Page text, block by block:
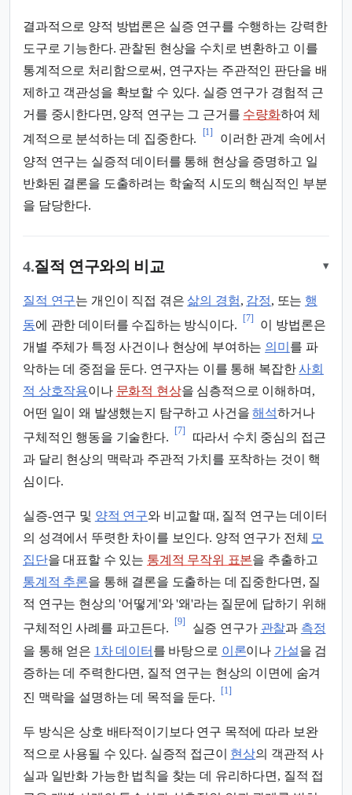
결과적으로 양적 방법론은 실증 연구를 수행하는 강력한
도구로 기능한다. 관찰된 현상을 수치로 변환하고 이를
통계적으로 처리함으로써, 연구자는 주관적인 판단을 배
제하고 객관성을 확보할 수 있다. 실증 연구가 경험적 근
거를 중시한다면, 양적 연구는 그 근거를 수량화하여 체
계적으로 분석하는 데 집중한다.
[1]
이러한 관계 속에서
양적 연구는 실증적 데이터를 통해 현상을 증명하고 일
반화된 결론을 도출하려는 학술적 시도의 핵심적인 부분
을 담당한다.
4.질적 연구와의 비교 ▾
질적 연구는 개인이 직접 겪은삶의 경험, 감정, 또는 행
동에 관한 데이터를 수집하는 방식이다.
[7]
이 방법론은
개별 주체가 특정 사건이나 현상에 부여하는 의미 를 파
악하는 데 중점을 둔다. 연구자는 이를 통해 복잡한사회
적 상호작용이나 문화적 현상을 심층적으로 이해하며,
어떤 일이 왜 발생했는지 탐구하고 사건을해석하거나
구체적인 행동을 기술한다.
[7]
따라서 수치 중심의 접근
과 달리 현상의 맥락과 주관적 가치를 포착하는 것이 핵
심이다.
실증-연구 및 양적 연구와 비교할 때, 질적 연구는 데이터
의 성격에서 뚜렷한 차이를 보인다. 양적 연구가 전체
모
집단을 대표할 수 있는 통계적 무작위 표본을 추출하고
통계적 추론을 통해 결론을 도출하는 데 집중한다면, 질
적 연구는 현상의 '어떻게'와 '왜'라는 질문에 답하기 위해
구체적인 사례를 파고든다.
[9]
실증 연구가 관찰과 측정
을 통해 얻은 1차 데이터 를 바탕으로 이론이나 가설을 검
증하는 데 주력한다면, 질적 연구는 현상의 이면에 숨겨
진 맥락을 설명하는 데 목적을 둔다.
[1]
두 방식은 상호 배타적이기보다 연구 목적에 따라 보완
적으로 사용될 수 있다. 실증적 접근이 현상의 객관적 사
실과 일반화 가능한 법칙을 찾는 데 유리하다면, 질적 접